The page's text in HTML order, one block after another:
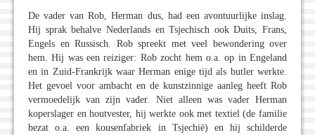
De vader van Rob, Herman dus, had een avontuurlijke inslag.
Hij sprak behalve Nederlands en Tsjechisch ook Duits, Frans,
Engels en Russisch. Rob spreekt met veel bewondering over
hem. Hij was een reiziger: Rob zocht hem o.a. op in Engeland
en in Zuid-Frankrijk waar Herman enige tijd als butler werkte.
Het gevoel voor ambacht en de kunstzinnige aanleg heeft Rob
vermoedelijk van zijn vader. Niet alleen was vader Herman
koperslager en houtvester, hij werkte ook met textiel (de familie
bezat o.a. een kousenfabriek in Tsjechië) en hij schilderde